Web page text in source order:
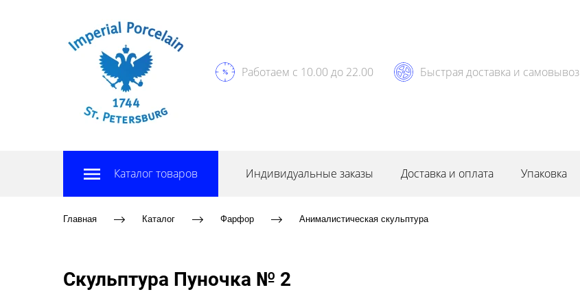
Работаем с 10.00 до 22.00 Быстрая доставка и самовывоз
Каталог товаров Индивидуальные заказы Доставка и оплата Упаковка
Главная Каталог Фарфор Анималистическая скульптура
Скульптура Пуночка № 2